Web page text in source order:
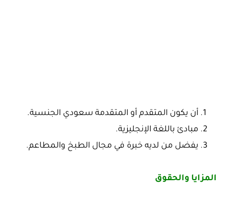
أن يكون المتقدم أو المتقدمة سعودي الجنسية.
مبادئ باللغة الإنجليزية.
يفضل من لديه خبرة في مجال الطبخ والمطاعم.
المزايا والحقوق